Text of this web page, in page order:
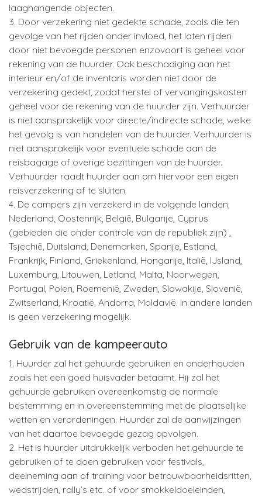
laaghangende objecten.
3. Door verzekering niet gedekte schade, zoals die ten
gevolge van het rijden onder invloed, het laten rijden
door niet bevoegde personen enzovoort is geheel voor
rekening van de huurder. Ook beschadiging aan het
interieur en/of de inventaris worden niet door de
verzekering gedekt, zodat herstel of vervangingskosten
geheel voor de rekening van de huurder zijn. Verhuurder
is niet aansprakelijk voor directe/indirecte schade, welke
het gevolg is van handelen van de huurder. Verhuurder is
niet aansprakelijk voor eventuele schade aan de
reisbagage of overige bezittingen van de huurder.
Verhuurder raadt huurder aan om hiervoor een eigen
reisverzekering af te sluiten.
4. De campers zijn verzekerd in de volgende landen;
Nederland, Oostenrijk, België, Bulgarije, Cyprus
(gebieden die onder controle van de republiek zijn) ,
Tsjechië, Duitsland, Denemarken, Spanje, Estland,
Frankrijk, Finland, Griekenland, Hongarije, Italië, IJsland,
Luxemburg, Litouwen, Letland, Malta, Noorwegen,
Portugal, Polen, Roemenië, Zweden, Slowakije, Slovenië,
Zwitserland, Kroatië, Andorra, Moldavië. In andere landen
is geen verzekering mogelijk.
Gebruik van de kampeerauto
1. Huurder zal het gehuurde gebruiken en onderhouden
zoals het een goed huisvader betaamt. Hij zal het
gehuurde gebruiken overeenkomstig de normale
bestemming en in overeenstemming met de plaatselijke
wetten en verordeningen. Huurder zal de aanwijzingen
van het daartoe bevoegde gezag opvolgen.
2. Het is huurder uitdrukkelijk verboden het gehuurde te
gebruiken of te doen gebruiken voor festivals,
deelneming aan of training voor betrouwbaarheidsritten,
wedstrijden, rally’s etc. of voor smokkeldoeleinden,